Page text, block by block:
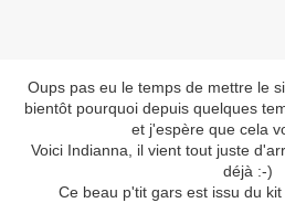
Oups pas eu le temps de mettre le
bientôt pourquoi depuis quelques
et j'espère que cela
Voici Indianna, il vient tout juste
déjà :-)
Ce beau p'tit gars est issu du